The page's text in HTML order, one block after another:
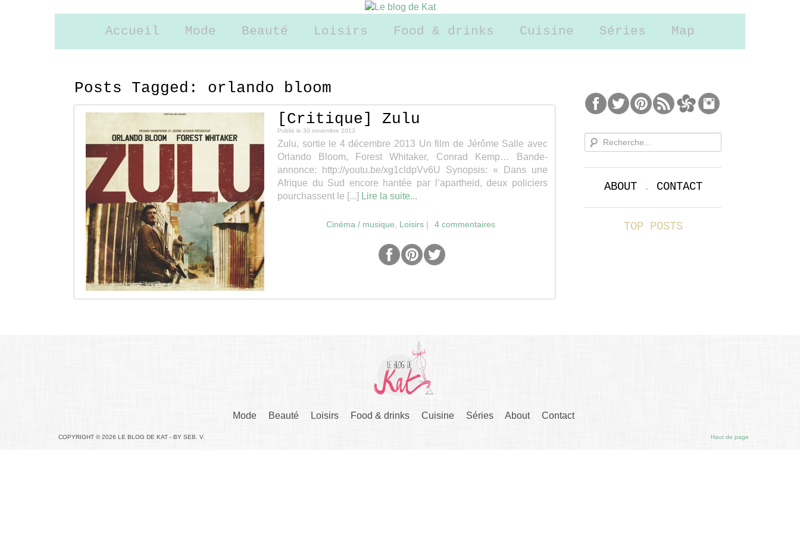
Accueil Mode Beauté Loisirs Food & drinks Cuisine Séries Map
Posts Tagged:
orlando bloom
[Critique] Zulu
Publié le 30 novembre 2013
Zulu, sortie le 4 décembre 2013 Un film de Jérôme Salle avec
Orlando Bloom, Forest Whitaker, Conrad Kemp…
Bande-
annonce: http://youtu.be/xg1cldpVv6U Synopsis: « Dans une
Afrique du Sud encore hantée par l’apartheid, deux policiers
pourchassent le [...] Lire la suite...
Cinéma / musique Loisirs| 4 commentaires
ABOUT. CONTACT
TOP POSTS
Mode Beauté Loisirs Food & drinks Cuisine Séries About Contact
COPYRIGHT © 2026 LE BLOG DE KAT - BY SEB. V. Haut de page